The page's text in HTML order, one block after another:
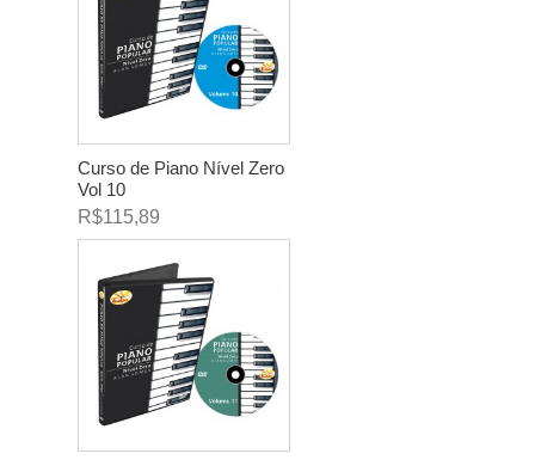
Curso de Piano Nível Zero
Vol 10
R$115,89